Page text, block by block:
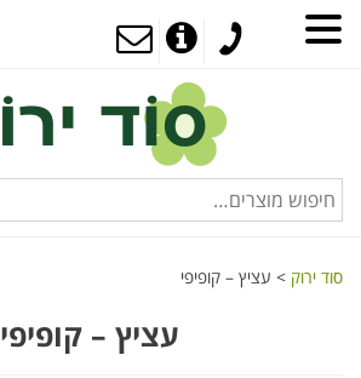
סוד ירוק > עציץ – קופיפי
עציץ – קופיפי